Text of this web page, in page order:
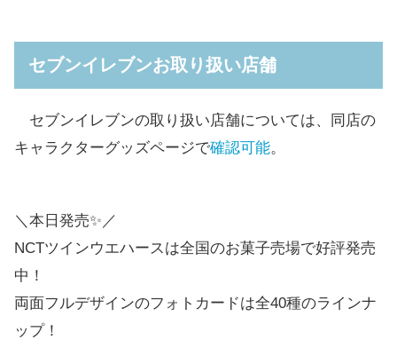
セブンイレブンお取り扱い店舗
セブンイレブンの取り扱い店舗については、同店の
キャラクターグッズページで確認可能。
＼本日発売✨／
NCTツインウエハースは全国のお菓子売場で好評発売
中！
両面フルデザインのフォトカードは全40種のラインナ
ップ！